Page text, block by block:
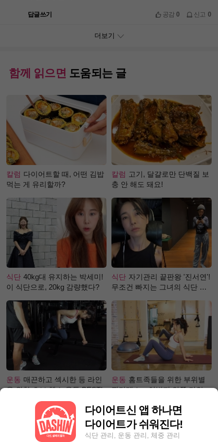
답글쓰기 공감0 신고 0
더보기
함께 읽으면 도움되는 글
칼럼 다이어트할 때, 어떤 김밥
먹는 게 유리할까?
칼럼 고기, 달걀로만 단백질 보
충 안 해도 돼요!
식단 40kg대 유지하는 박세미!
이 식단으로, 20kg 감량했다?
식단 자기관리 끝판왕 '진서연'!
무조건 빠지는 그녀의 식단 정
운동 매끈하고 섹시한 등 라인
을 위한 초보 헬스 운동 BEST!
운동 홈트족들을 위한 부위별
필라테스 – 허벅지 안쪽 라인
다이어트신 앱 하나면
다이어트가 쉬워진다!
식단 관리, 운동 관리, 체중 관리